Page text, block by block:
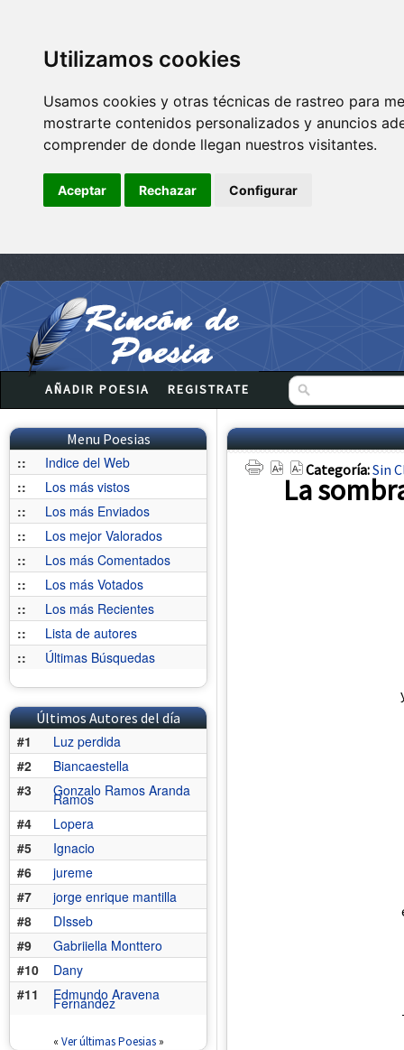
Utilizamos cookies
Usamos cookies y otras técnicas de rastreo para
mostrarte contenidos personalizados y anuncios
comprender de donde llegan nuestros visitantes.
Aceptar Rechazar Configurar
AÑADIR POESIA REGISTRATE
Menu Poesias
::
Indice del Web
::
Los más vistos
::
Los más Enviados
::
Los mejor Valorados
::
Los más Comentados
::
Los más Votados
::
Los más Recientes
::
Lista de autores
::
Últimas Búsquedas
Últimos Autores del día
#1
Luz perdida
#2
Biancaestella
#3
Gonzalo Ramos Aranda
Ramos
#4
Lopera
#5
Ignacio
#6
jureme
#7
jorge enrique mantilla
#8
DIsseb
#9
Gabriiella Monttero
#10
Dany
#11
Edmundo Aravena
Fernández
« Ver últimas Poesias»
Categoría:Sin
La